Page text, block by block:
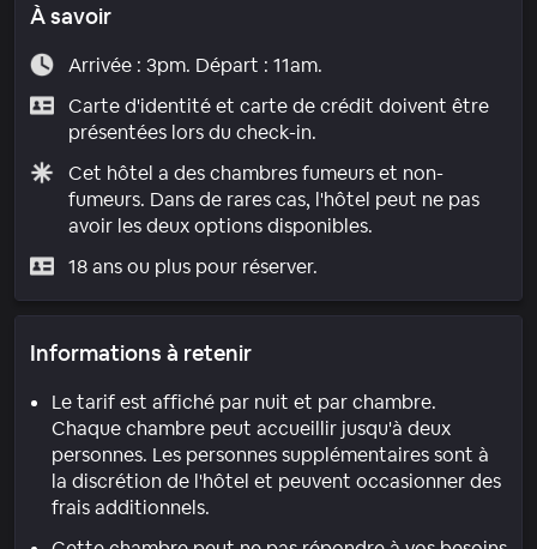
À savoir
Arrivée : 3pm. Départ : 11am.
Carte d'identité et carte de crédit doivent être
présentées lors du check-in.
Cet hôtel a des chambres fumeurs et non-
fumeurs. Dans de rares cas, l'hôtel peut ne pas
avoir les deux options disponibles.
18 ans ou plus pour réserver.
Informations à retenir
Le tarif est affiché par nuit et par chambre.
Chaque chambre peut accueillir jusqu'à deux
personnes. Les personnes supplémentaires sont à
la discrétion de l'hôtel et peuvent occasionner des
frais additionnels.